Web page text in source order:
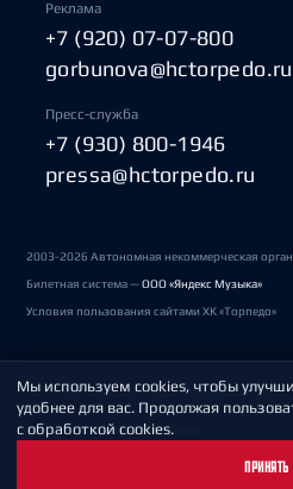
Реклама
+7 (920) 07-07-800
gorbunova@hctorpedo.ru
Пресс-служба
+7 (930) 800-1946
pressa@hctorpedo.ru
2003-2026 Автономная некоммерческая
Билетная система —ООО «Яндекс Музыка»
Условия пользования сайтами ХК «Торпедо»
Политика обработки персональных данных
Пользовательское соглашение
Мы используем cookies, чтобы
удобнее для вас. Продолжая
с обработкой cookies.
ПРИНЯТЬ